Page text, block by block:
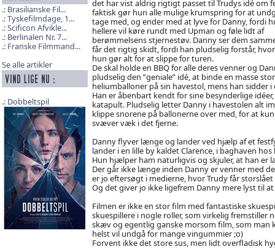
Brasilianske Fil...
Tyskefilmdage, 1...
Scificon Afvikle...
Berlinalen Nr. 7...
Franske Filmmand...
Se alle artikler
Dobbeltspil
det har vist aldrig rigtigt passet til Trudys idé om
faktisk gør hun alle mulige krumspring for at
tage med, og ender med at lyve for Danny, fordi
hellere vil køre rundt med Upman og føle lidt af
berømmelsens stjernestøv. Danny ser dem
får det rigtig skidt, fordi han pludselig forstår,
hun gør alt for at slippe for turen.
De skal holde en BBQ for alle deres venner og
pludselig den ”geniale” idé, at binde en masse
heliumballoner på sin havestol, mens han sidder
Han er åbenbart kendt for sine besynderlige
katapult. Pludselig letter Danny i havestolen alt
klippe snorene på ballonerne over med, for at
svæver væk i det fjerne.
Danny flyver længe og lander ved hjælp af et
lander i en lille by kaldet Clarence, i baghaven
Hun hjælper ham naturligvis og skjuler, at han er
Der går ikke længe inden Danny er venner med
er jo eftersøgt i medierne, hvor Trudy får
Og det giver jo ikke ligefrem Danny mere lyst til
Filmen er ikke en stor film med fantastiske
skuespillere i nogle roller, som virkelig fremstiller
skæv og egentlig ganske morsom film, som man
helst vil undgå for mange vingummier ;o)
Forvent ikke det store sus, men lidt overfladisk